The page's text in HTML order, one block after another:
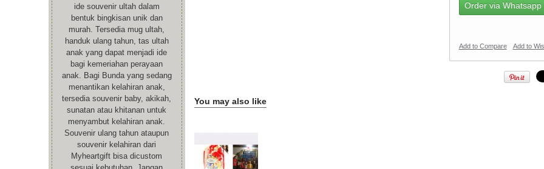
ide souvenir ultah dalam
bentuk bingkisan unik dan
murah. Tersedia mug ultah,
handuk ulang tahun, tas ultah
anak yang dapat menjadi ide
bagi kemeriahan perayaan
anak. Bagi Bunda yang sedang
menantikan kelahiran anak,
tersedia souvenir baby, akikah,
sunatan atau khitanan untuk
menyambut kelahiran anak.
Souvenir ulang tahun ataupun
souvenir kelahiran dari
Myheartgift bisa dicustom
Order via Whatsapp
Add to Compare Add to
You may also like